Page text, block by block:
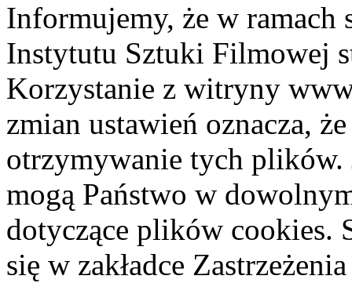
Informujemy, że w ramach
Instytutu Sztuki Filmowej
Korzystanie z witryny
zmian ustawień oznacza,
otrzymywanie tych plików.
mogą Państwo w
dotyczące plików cookies.
się w zakładce